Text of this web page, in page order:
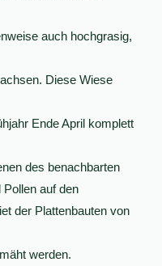
auch hochgrasig,
Diese Wiese
Ende April komplett
des benachbarten
auf den
der Plattenbauten von
werden.